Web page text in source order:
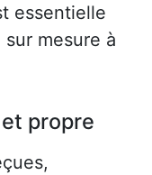
essentielle
mesure à
propre